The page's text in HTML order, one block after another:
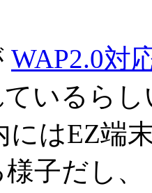
WAP2.0対
いるら
にはEZ端
子だし、